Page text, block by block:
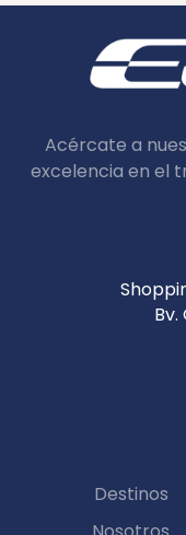
Acércate a
excelencia en el
Bv.
Destinos